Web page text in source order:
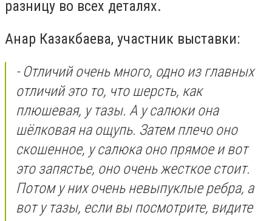
разницу во всех деталях.
Анар Казакбаева, участник выставки:
- Отличий очень много, одно из главных
отличий это то, что шерсть, как
плюшевая, у тазы. А у салюки она
шёлковая на ощупь. Затем плечо оно
скошенное, у салюка оно прямое и вот
это запястье, оно очень жесткое стоит.
Потом у них очень невыпуклые ребра, а
вот у тазы, если вы посмотрите, видите